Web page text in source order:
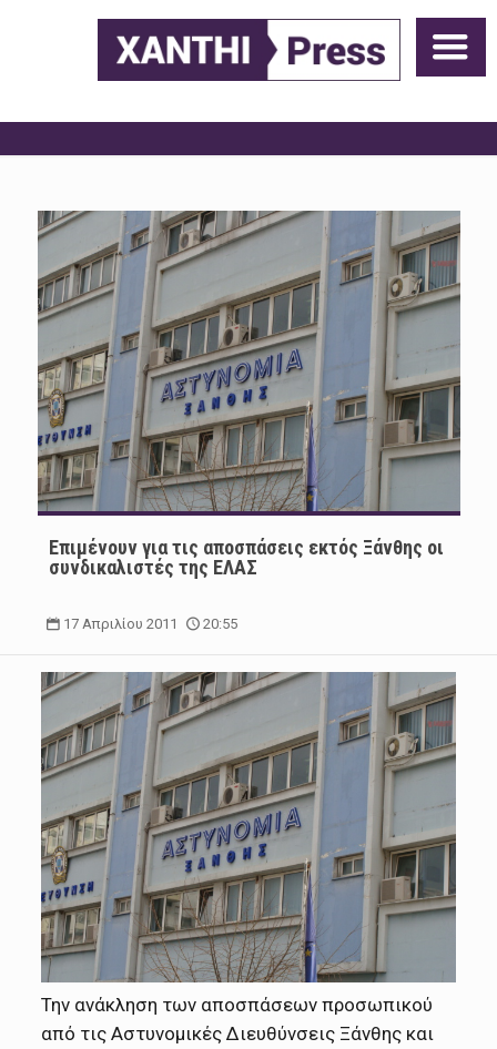
Επιμένουν για τις αποσπάσεις εκτός Ξάνθης οι
συνδικαλιστές της ΕΛΑΣ
17 Απριλίου 2011 20:55
Την ανάκληση των αποσπάσεων προσωπικού
από τις Αστυνομικές Διευθύνσεις Ξάνθης και